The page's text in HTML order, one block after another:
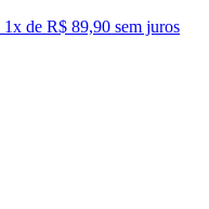
1x de R$ 89,90 sem juros